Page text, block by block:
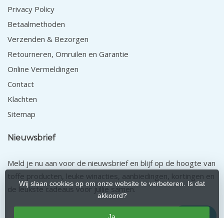
Wij slaan cookies op om onze website te verbeteren. Is dat
akkoord?
Privacy Policy
Betaalmethoden
Verzenden & Bezorgen
Retourneren, Omruilen en Garantie
Online Vermeldingen
Contact
Klachten
Sitemap
Nieuwsbrief
Meld je nu aan voor de nieuwsbrief en blijf op de hoogte van
toffe producten, leuke winacties, aanbiedingen, kortingen en
de leukste cadeaus voor jullie samen.
Abonneer